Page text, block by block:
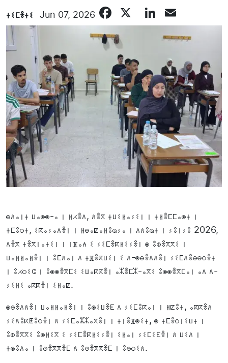
ⵜⵉⵎⴻⵜⵉ Jun 07, 2026 FacebookLinkedIn
ⴱⴷⴰⵏⵜ ⵡⴰⵙⵙ-ⴰ ⵏ ⵍⵃⴻⴷ, ⴷⴻⴳ ⵜⵡⵉⵍⴰⵢⵉⵏ ⵏ ⵜⵍⴻⵎⵎⴰⵙⵜ ⵏ
ⵜⵎⵓⵔⵜ, ⵉⴽⴰⵢⴰⴷⴻⵏ ⵏ ⵍⴱⴰⵇⴰⵍⵓⵕⵢⴰ ⵏ ⴷⴷⵓⵕⵜ ⵏ ⵢⵓⵏⵢⵓ 2026,
ⴷⴻⴳ ⵜⴻⴳⵏⴰⵜⵉⵏ ⵏ ⵏⴼⴰⵄ ⵉ ⵢⵉⵎⴻⴽⵍⵉⵢⴻⵏ ⵙ ⵓⵀⴻⴳⴳⵉ ⵏ
ⵡⴰⵍⵍⴰⵍⴻⵏ ⵏ ⵓⵎⴷⴰⵏ ⴷ ⵜⴼⴻⴽⵡⵉⵏ ⵉ ⴷ-ⵙⴱⴻⴷⴷⴻⵏ ⵢⵉⵎⴷⴻⴱⴱⵔⴻⵜ
ⵏ ⵓⵃⵔⵉⵛ ⵏ ⵓⵙⵙⴻⴳⵎⵉ ⵉⵡⴰⴽⴽⴻⵏ ⴰⵣⴻⵎⵣ-ⴰⴳⵉ ⵓⵙⵙⴻⴳⵎⴰⵏ ⴰⴷ ⴷ-
ⵢⵉⵍⵉ ⴰⴽⴽⴻⵏ ⵉⵍⴰⵇ.
ⵙⴱⴻⴷⴷⴻⵏ ⵡⴰⵍⵍⴰⵍⴻⵏ ⵏ ⵓⵙⵉⵡⴻⴹ ⴷ ⵢⵉⵎⵓⴽⴰⵏ ⵏ ⵍⵇⵓⵜ, ⴰⴽⴽⴻⴷ
ⵢⵉⴷⵓⴽⵟⵓⵔⴻⵏ ⴷ ⵢⵉⵎⴰⵣⵣⴰⴳⴻⵏ ⵏ ⵜⵏⴻⴼⵙⵉⵜ, ⵙ ⵜⵎⴻⵔⵏⵉⵡⵜ ⵏ
ⵓⵀⴻⴳⴳⵉ ⵓⵙⵍⵉⴳ ⵉ ⵢⵉⵎⴻⴽⵍⵉⵢⴻⵏ ⵉⵍⴰⵏ ⵢⵉⵎⵉⴹⴻⵏ ⴷ ⵡⵉⴷ ⵏ
ⵜⵙⵓⴷⴰ ⵏ ⵓⵚⴻⴳⴳⴻⵎ ⴷ ⵓⵚⴻⴳⴳⴻⵎ ⵏ ⵓⴱⵔⵉⴷ.